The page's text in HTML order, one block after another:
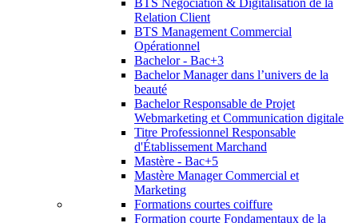
BTS Négociation & Digitalisation de la
Relation Client
BTS Management Commercial
Opérationnel
Bachelor - Bac+3
Bachelor Manager dans l’univers de la
beauté
Bachelor Responsable de Projet
Webmarketing et Communication digitale
Titre Professionnel Responsable
d'Établissement Marchand
Mastère - Bac+5
Mastère Manager Commercial et
Marketing
Formations courtes coiffure
Formation courte Fondamentaux de la